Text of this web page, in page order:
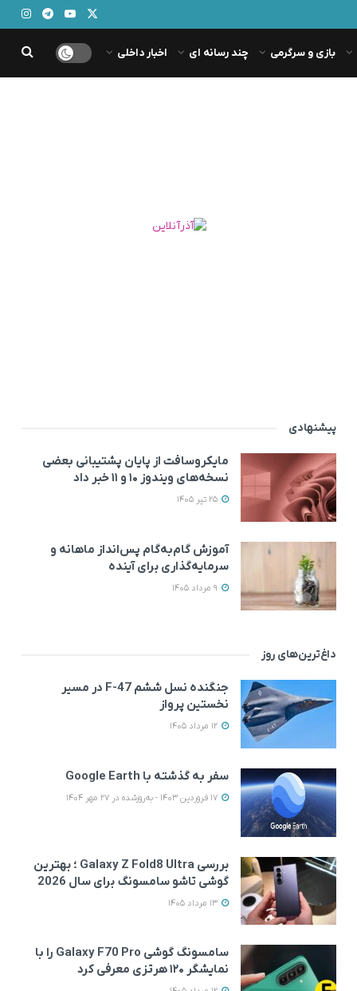
بازی و سرگرمی چند رسانه ای اخبار داخلی
پیشنهادی
مایکروسافت از پایان پشتیبانی بعضی
نسخه‌های ویندوز ۱۰ و ۱۱ خبر داد
آموزش گام‌به‌گام پس‌انداز ماهانه و
سرمایه‌گذاری برای آینده
داغ‌ترین‌های روز
جنگنده نسل ششم F-47 در مسیر
نخستین پرواز
سفر به گذشته با Google Earth
بررسی Galaxy Z Fold8 Ultra ؛ بهترین
گوشی تاشو سامسونگ برای سال 2026
سامسونگ گوشی Galaxy F70 Pro را با
نمایشگر ۱۲۰ هرتزی معرفی کرد